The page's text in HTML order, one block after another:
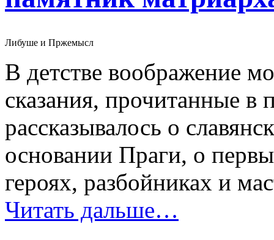
Либуше и Пржемысл
В детстве воображение
сказания, прочитанные
рассказывалось о
основании Праги, о
героях, разбойниках и
Читать дальше…